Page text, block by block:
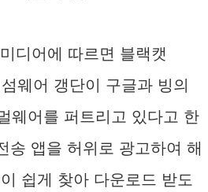
디어에 따르면 블랙캣
웨어 갱단이 구글과 빙의
웨어를 퍼트리고 있다고 한
송 앱을 허위로 광고하여 해
쉽게 찾아 다운로드 받도